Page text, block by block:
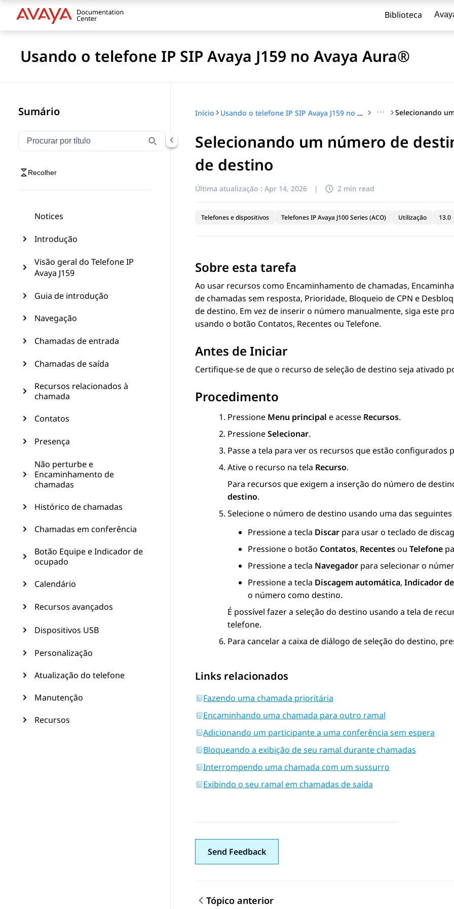
Biblioteca
Usando o telefone IP SIP Avaya J159 no Avaya Aura®
Sumário
Filtrar navegação por título
Digite para filtrar itens de navegação por título
Recolher
Notices
Introdução
Visão geral do Telefone IP
Avaya J159
Guia de introdução
Navegação
Chamadas de entrada
Chamadas de saída
Recursos relacionados à
chamada
Contatos
Presença
Não perturbe e
Encaminhamento de
chamadas
Histórico de chamadas
Chamadas em conferência
Botão Equipe e Indicador de
ocupado
Calendário
Recursos avançados
Dispositivos USB
Personalização
Atualização do telefone
Manutenção
Recursos
Início Usando o telefone IP SIP Avaya J159 no Avaya Aura® ···
Selecionando um número de
de destino
Última atualização : Apr 14, 2026 | 2 min read
Telefones e dispositivos Telefones IP Avaya J100 Series (ACO) Utilização 13.0
Sobre esta tarefa
Ao usar recursos como Encaminhamento de chamadas,
de chamadas sem resposta, Prioridade, Bloqueio de CPN e
de destino. Em vez de inserir o número manualmente, siga este
usando o botão Contatos, Recentes ou Telefone.
Antes de Iniciar
Certifique-se de que o recurso de seleção de destino seja ativado
Procedimento
Pressione Menu principal e acesse Recursos.
PressioneSelecionar.
Passe a tela para ver os recursos que estão configurados
Ative o recurso na tela Recurso.
Para recursos que exigem a inserção do número de
destino.
Selecione o número de destino usando uma das
Pressione a tecla Discar para usar o teclado de
Pressione o botão Contatos, Recentesou Telefone
Pressione a tecla Navegador para selecionar o
Pressione a tecla Discagem automática, Indicador
o número como destino.
É possível fazer a seleção do destino usando a tela de
telefone.
Para cancelar a caixa de diálogo de seleção do destino,
Links relacionados
Fazendo uma chamada prioritária
Encaminhando uma chamada para outro ramal
Adicionando um participante a uma conferência sem espera
Bloqueando a exibição de seu ramal durante chamadas
Interrompendo uma chamada com um sussurro
Exibindo o seu ramal em chamadas de saída
Send Feedback
Tópico anterior